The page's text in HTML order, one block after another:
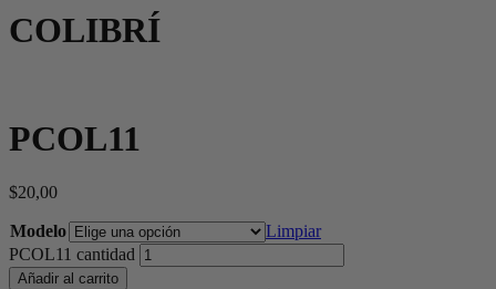
COLIBRÍ
PCOL11
$20,00
Modelo
Limpiar
PCOL11 cantidad
Añadir al carrito